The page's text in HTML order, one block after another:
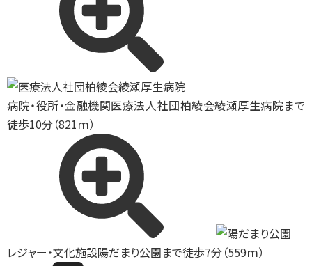
病院・役所・金融機関医療法人社団柏綾会綾瀬厚生病院まで
徒歩10分（821ｍ）
レジャー・文化施設陽だまり公園まで徒歩7分（559ｍ）